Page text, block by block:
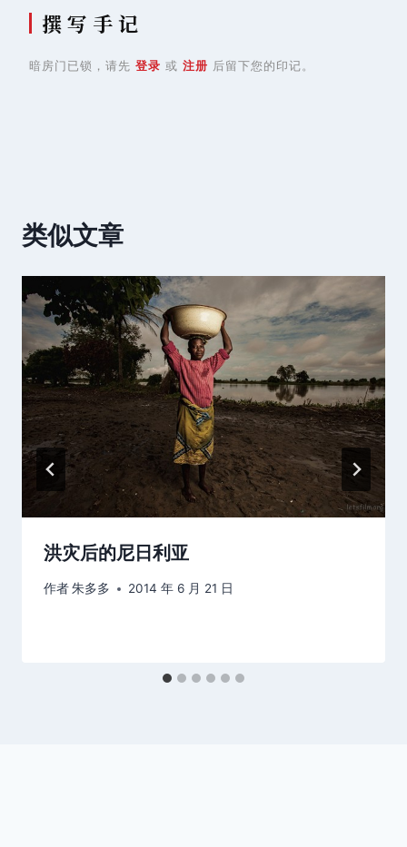
撰 写 手 记
暗房门已锁，请先 登录 或 注册 后留下您的印记。
类似文章
洪灾后的尼日利亚
作者朱多多 2014 年 6 月 21 日